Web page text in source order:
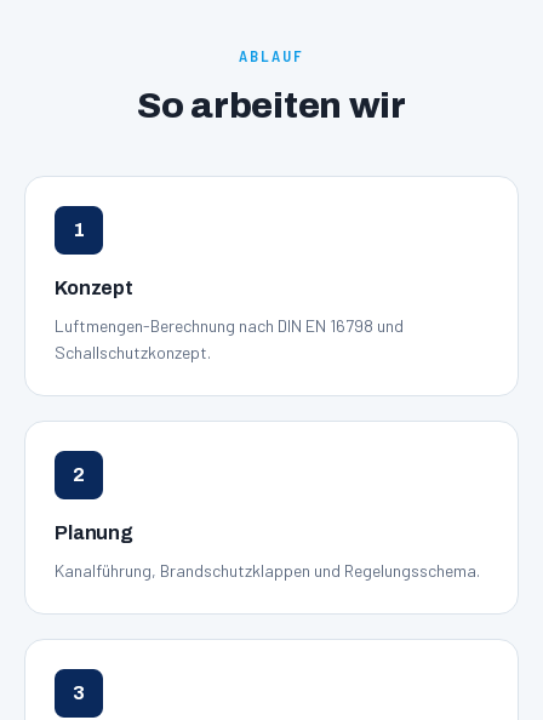
ABLAUF
So arbeiten wir
1
Konzept
Luftmengen-Berechnung nach DIN EN 16798 und
Schallschutzkonzept.
2
Planung
Kanalführung, Brandschutzklappen und Regelungsschema.
3